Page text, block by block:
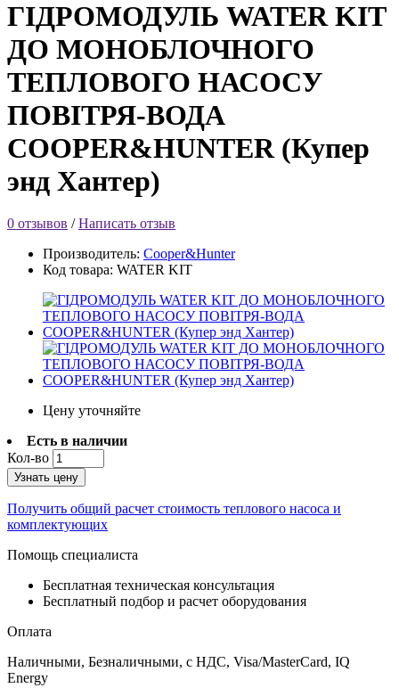
ГІДРОМОДУЛЬ WATER KIT
ДО МОНОБЛОЧНОГО
ТЕПЛОВОГО НАСОСУ
ПОВІТРЯ-ВОДА
COOPER&HUNTER (Купер
энд Хантер)
0 отзывов /Написать отзыв
Производитель: Cooper&Hunter
Код товара: WATER KIT
Цену уточняйте
Есть в наличии
Кол-во
Узнать цену
Получить общий расчет стоимость теплового насоса и
комплектующих
Помощь специалиста
Бесплатная техническая консультация
Бесплатный подбор и расчет оборудования
Оплата
Наличными, Безналичными, с НДС, Visa/MasterCard, IQ
Energy